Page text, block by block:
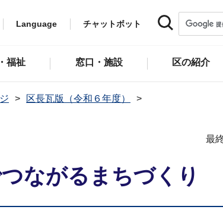
Language チャットボット
福祉 窓口・施設 区の紹介
区長瓦版（令和６年度）
最
ながるまちづくり